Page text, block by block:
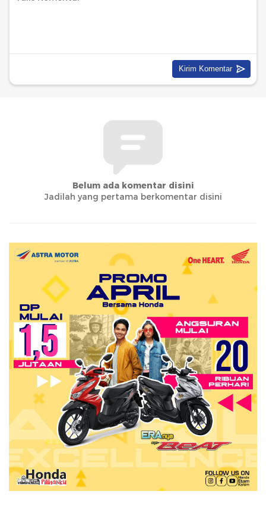
Belum ada komentar disini
Jadilah yang pertama berkomentar disini